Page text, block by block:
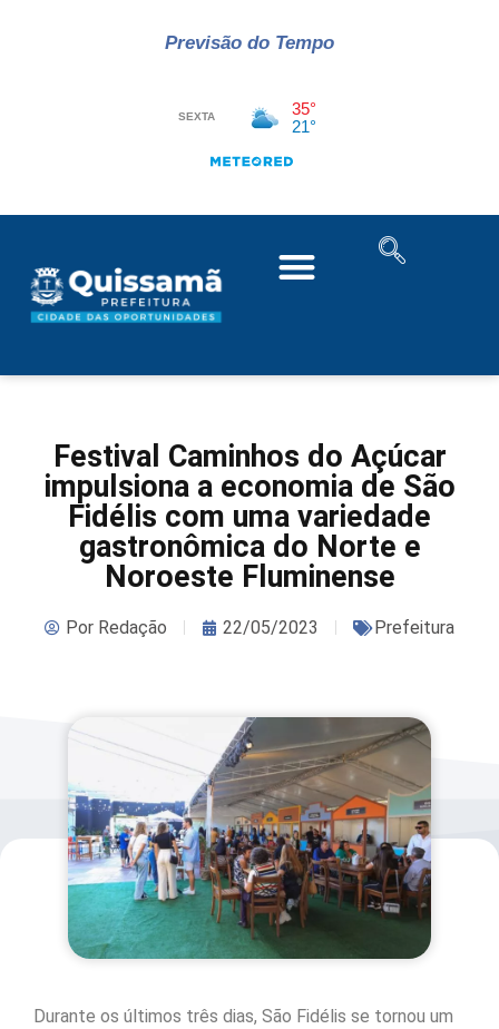
Previsão do Tempo
Festival Caminhos do Açúcar
impulsiona a economia de São
Fidélis com uma variedade
gastronômica do Norte e
Noroeste Fluminense
Por Redação 22/05/2023 Prefeitura
Durante os últimos três dias, São Fidélis se tornou um